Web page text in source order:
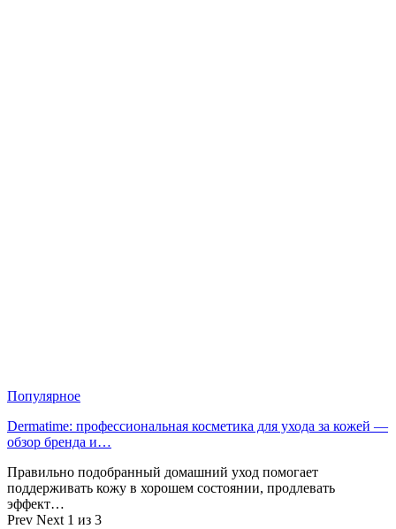
Популярное
Dermatime: профессиональная косметика для ухода за кожей —
обзор бренда и…
Правильно подобранный домашний уход помогает
поддерживать кожу в хорошем состоянии, продлевать
эффект…
Prev Next 1 из 3